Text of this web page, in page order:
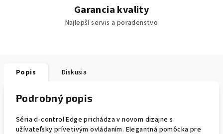
Garancia kvality
Najlepší servis a poradenstvo
Popis Diskusia
Podrobný popis
Séria d-control Edge prichádza v novom dizajne s
užívateľsky prívetivým ovládaním. Elegantná pomôcka pre